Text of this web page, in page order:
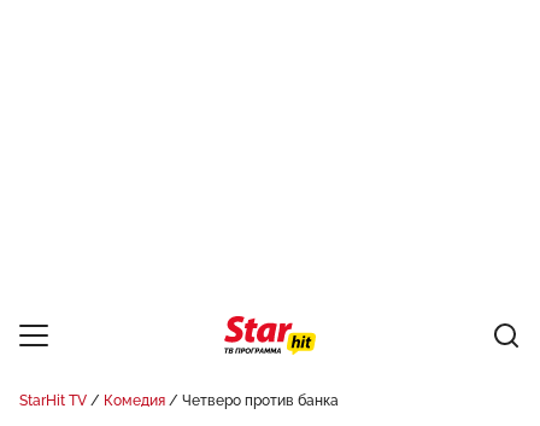
StarHit TV Комедия Четверо против банка